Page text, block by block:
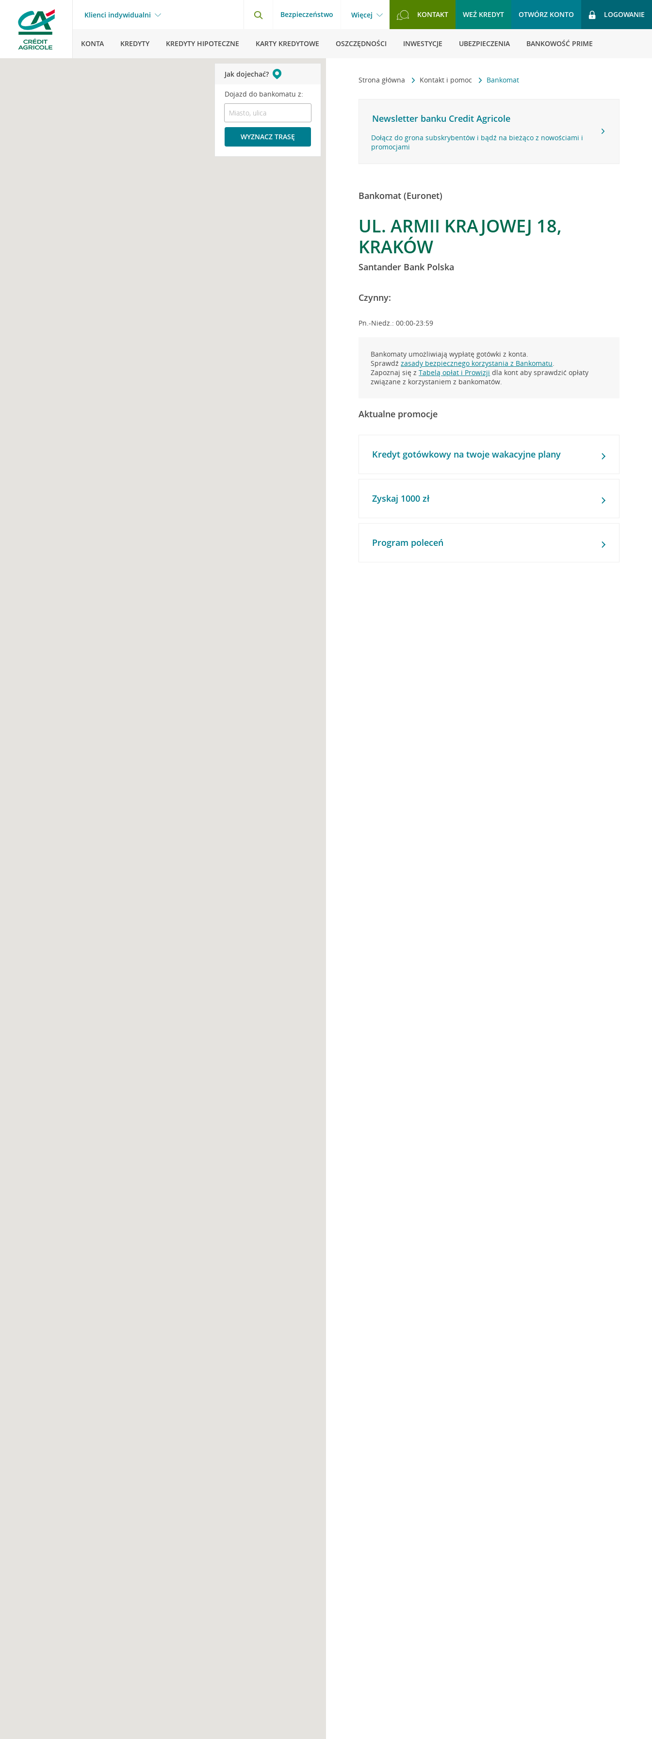
Klienci indywidualni Bezpieczeństwo Więcej KONTAKT WEŹ KREDYT OTWÓRZ KONTO LOGOWANIE
KONTA KREDYTY KREDYTY HIPOTECZNE KARTY KREDYTOWE OSZCZĘDNOŚCI INWESTYCJE UBEZPIECZENIA BANKOWOŚĆ PRIME
Strona główna Kontakt i pomoc Bankomat
Newsletter banku Credit Agricole
Dołącz do grona subskrybentów i bądź na bieżąco z nowościami i
promocjami
Bankomat (Euronet)
UL. ARMII KRAJOWEJ 18,
KRAKÓW
Santander Bank Polska
Czynny:
Pn.-Niedz.: 00:00-23:59
Bankomaty umożliwiają wypłatę gotówki z konta.
Sprawdźzasady bezpiecznego korzystania z Bankomatu.
Zapoznaj się zTabelą opłat i Prowizji dla kont aby sprawdzić opłaty
związane z korzystaniem z bankomatów.
Aktualne promocje
Kredyt gotówkowy na twoje wakacyjne plany
Zyskaj 1000 zł
Program poleceń
Jak dojechać?
Dojazd do bankomatu z:
WYZNACZ TRASĘ